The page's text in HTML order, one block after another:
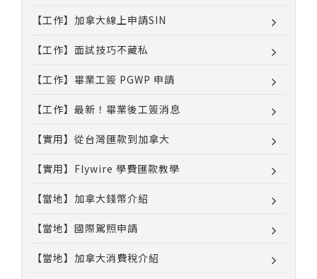
【工作】加拿大線上申請SIN
【工作】面試技巧不藏私
【工作】畢業工簽 PGWP 申請
【工作】最新！畢業後工簽消息
【實用】從台灣匯款到加拿大
【實用】Flywire 學費匯款教學
【當地】加拿大錢幣介紹
【當地】國際駕照申請
【當地】加拿大消費稅介紹